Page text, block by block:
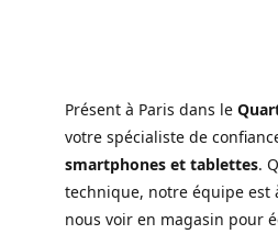
Présent à Paris dans le
votre spécialiste de
smartphones et tablettes.
technique, notre équipe est
nous voir en magasin pour